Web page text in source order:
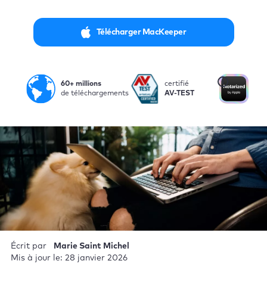
Télécharger MacKeeper
60+ millions
de téléchargements
i
certifié
AV-TEST
Écrit par
Marie Saint Michel
Mis à jour le: 28 janvier 2026